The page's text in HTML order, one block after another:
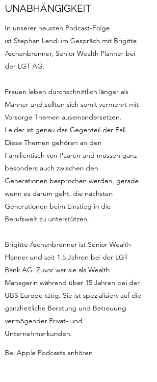
UNABHÄNGIGKEIT
In unserer neusten Podcast-Folge
ist Stephan Lendi im Gespräch mit Brigitte
Aschenbrenner, Senior Wealth Planner bei
der LGT AG.
Frauen leben durchschnittlich länger als
Männer und sollten sich somit vermehrt mit
Vorsorge Themen auseinandersetzen.
Leider ist genau das Gegenteil der Fall.
Diese Themen gehören an den
Familientisch von Paaren und müssen ganz
besonders auch zwischen den
Generationen besprochen werden, gerade
wenn es darum geht, die nächsten
Generationen beim Einstieg in die
Berufswelt zu unterstützen.
Brigitte Aschenbrenner ist Senior Wealth
Planner und seit 1.5 Jahren bei der LGT
Bank AG. Zuvor war sie als Wealth
Managerin während über 15 Jahren bei der
UBS Europe tätig. Sie ist spezialisiert auf die
ganzheitliche Beratung und Betreuung
vermögender Privat- und
Unternehmerkunden.
Bei Apple Podcasts anhören